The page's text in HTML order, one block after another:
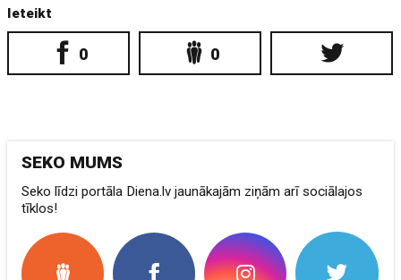
Ieteikt
0 0
SEKO MUMS
Seko līdzi portāla Diena.lv jaunākajām ziņām arī sociālajos
tīklos!